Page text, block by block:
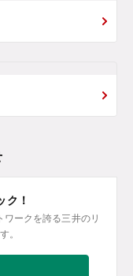
ク！
ークを誇る三井のリ
。